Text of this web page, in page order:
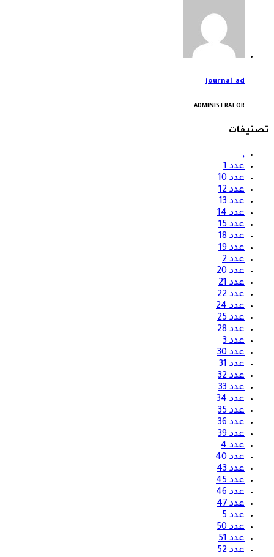
journal_ad
ADMINISTRATOR
تصنيفات
,
عدد 1
عدد 10
عدد 12
عدد 13
عدد 14
عدد 15
عدد 18
عدد 19
عدد 2
عدد 20
عدد 21
عدد 22
عدد 24
عدد 25
عدد 28
عدد 3
عدد 30
عدد 31
عدد 32
عدد 33
عدد 34
عدد 35
عدد 36
عدد 39
عدد 4
عدد 40
عدد 43
عدد 45
عدد 46
عدد 47
عدد 5
عدد 50
عدد 51
عدد 52